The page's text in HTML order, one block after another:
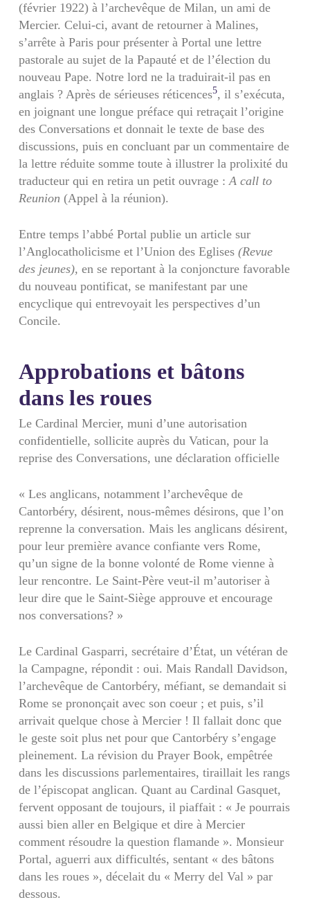
(février 1922) à l’archevêque de Milan, un ami de
Mercier. Celui-ci, avant de retourner à Malines,
s’arrête à Paris pour présenter à Portal une lettre
pastorale au sujet de la Papauté et de l’élection du
nouveau Pape. Notre lord ne la traduirait-il pas en
anglais ? Après de sérieuses réticences5, il s’exécuta,
en joignant une longue préface qui retraçait l’origine
des Conversations et donnait le texte de base des
discussions, puis en concluant par un commentaire de
la lettre réduite somme toute à illustrer la prolixité du
traducteur qui en retira un petit ouvrage :A call to
Reunion (Appel à la réunion).
Entre temps l’abbé Portal publie un article sur
l’Angloca­tholicisme et l’Union des Eglises (Revue
des jeunes), en se reportant à la conjoncture favorable
du nouveau pontificat, se manifestant par une
encyclique qui entrevoyait les perspectives d’un
Concile.
Approbations et bâtons
dans les roues
Le Cardinal Mercier, muni d’une autorisation
confidentielle, sollicite auprès du Vatican, pour la
reprise des Conversations, une déclaration officielle
« Les anglicans, notamment l’archevêque de
Cantorbéry, désirent, nous-mêmes désirons, que l’on
reprenne la conversation. Mais les anglicans désirent,
pour leur première avance confiante vers Rome,
qu’un signe de la bonne volonté de Rome vienne à
leur rencontre. Le Saint-Père veut-il m’autoriser à
leur dire que le Saint-Siège approuve et encourage
nos conversations? »
Le Cardinal Gasparri, secrétaire d’État, un vétéran de
la Cam­pagne, répondit : oui. Mais Randall Davidson,
l’archevêque de Cantorbéry, méfiant, se demandait si
Rome se prononçait avec son coeur ; et puis, s’il
arrivait quelque chose à Mercier ! Il fallait donc que
le geste soit plus net pour que Cantorbéry s’engage
pleinement. La révision du Prayer Book, empêtrée
dans les discus­sions parlementaires, tiraillait les rangs
de l’épiscopat anglican. Quant au Cardinal Gasquet,
fervent opposant de toujours, il piaffait : « Je pourrais
aussi bien aller en Belgique et dire à Mercier
comment résoudre la question flamande ». Monsieur
Portal, aguerri aux difficultés, sentant « des bâtons
dans les roues », décelait du « Merry del Val » par
dessous.